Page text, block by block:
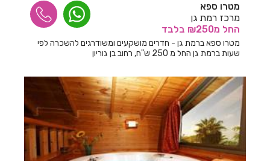
חדרים לפי שעה בנבטים
חדרים לפי שעה בנהריה
חדרים לפי שעה בנווה ימין
חדרים לפי שעה בנווה מבטח
חדרים לפי שעה בנורית
חדרים לפי שעה בנחם
מטרו ספא
מרכז רמת גן
החל מ₪250 בלבד
מטרו ספא ברמת גן - חדרים מושקעים ומשודרגים להשכרה לפי
שעות ברמת גן החל מ 250 ש"ח, רחוב בן גוריון